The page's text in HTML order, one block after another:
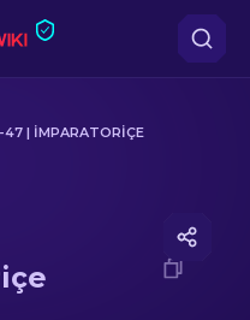
47 | İMPARATORIÇE